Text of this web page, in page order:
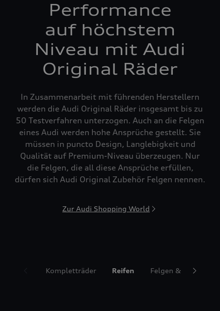
Performance
auf höchstem
Niveau mit Audi
Original Räder
In Zusammenarbeit mit führenden Herstellern
werden die Audi Original Räder insgesamt bis zu
50 Testverfahren unterzogen. Auch an die Felgen
eines Audi werden hohe Ansprüche gestellt. Sie
müssen in puncto Design, Langlebigkeit und
Qualität auf Premium-Niveau überzeugen. Nur
die Felgen, die all diese Ansprüche erfüllen,
dürfen sich Audi Original Zubehör Felgen nennen.
Zur Audi Shopping World
Kompletträder Reifen Felgen &